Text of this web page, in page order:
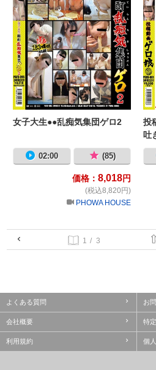
女子大生●●乱痴気集団ゲロ2
02:00 (85)
価格： 8,018円
(税込8,820円)
PHOWA HOUSE
投
吐
/ 3
よくある質問 お
会社概要 特
利用規約 個